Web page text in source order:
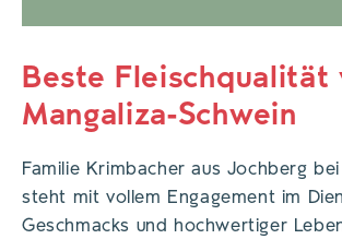
Beste Fleischqualität
Mangaliza-Schwein
Familie Krimbacher aus Jochberg
steht mit vollem Engagement im
Geschmacks und hochwertiger